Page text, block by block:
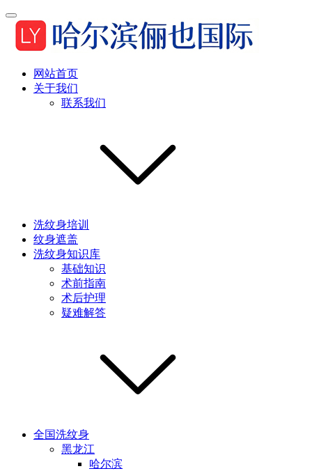
网站首页
关于我们
联系我们
洗纹身培训
纹身遮盖
洗纹身知识库
基础知识
术前指南
术后护理
疑难解答
全国洗纹身
黑龙江
哈尔滨